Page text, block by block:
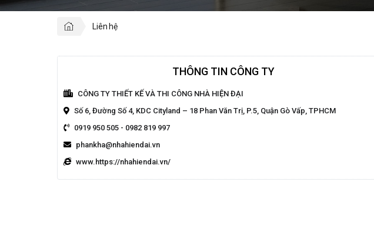
Liên hệ
THÔNG TIN CÔNG TY
CÔNG TY THIẾT KẾ VÀ THI CÔNG NHÀ HIỆN ĐẠI
Số 6, Đường Số 4, KDC Cityland – 18 Phan Văn Trị, P.5, Quận Gò Vấp, TPHCM
0919 950 505 - 0982 819 997
phankha@nhahiendai.vn
www.https://nhahiendai.vn/